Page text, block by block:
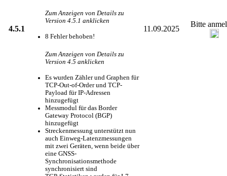
4.5.1
Zum Anzeigen von Details zu
Version 4.5.1 anklicken
8 Fehler behoben!
11.09.2025
Bitte
Zum Anzeigen von Details zu
Version 4.5 anklicken
Es wurden Zähler und Graphen für
TCP-Out-of-Order und TCP-
Payload für IP-Adressen
hinzugefügt
Messmodul für das Border
Gateway Protocol (BGP)
hinzugefügt
Streckenmessung unterstützt nun
auch Einweg-Latenzmessungen
mit zwei Geräten, wenn beide über
eine GNSS-
Synchronisationsmethode
synchronisiert sind